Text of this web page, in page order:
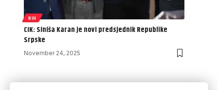
BIH
CIK: Siniša Karan je novi predsjednik Republike
Srpske
November 24, 2025